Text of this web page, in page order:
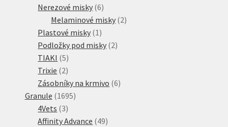
Nerezové misky 66
produktů
Melaminové misky 22
Plastové misky 1 1
produkt
Podložky pod misky 22
TIAKI 55
produktů
Trixie 22
produkty
Zásobníky na krmivo 66
Granule 16951695
4Vets 33
produkty
Affinity Advance 4949